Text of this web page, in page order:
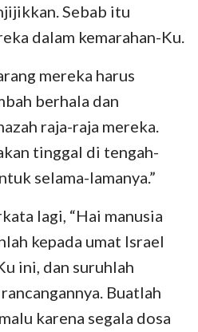
Sebab itu
dalam kemarahan-Ku.
mereka harus
berhala dan
raja-raja mereka.
tinggal di tengah-
selama-lamanya.”
lagi, “Hai manusia
kepada umat Israel
ini, dan suruhlah
Buatlah
karena segala dosa